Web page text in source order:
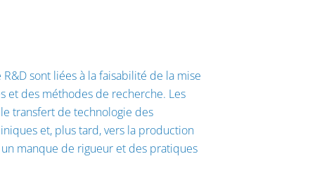
sont liées à la faisabilité de la mise
et des méthodes de recherche. Les
transfert de technologie des
et, plus tard, vers la production
manque de rigueur et des pratiques